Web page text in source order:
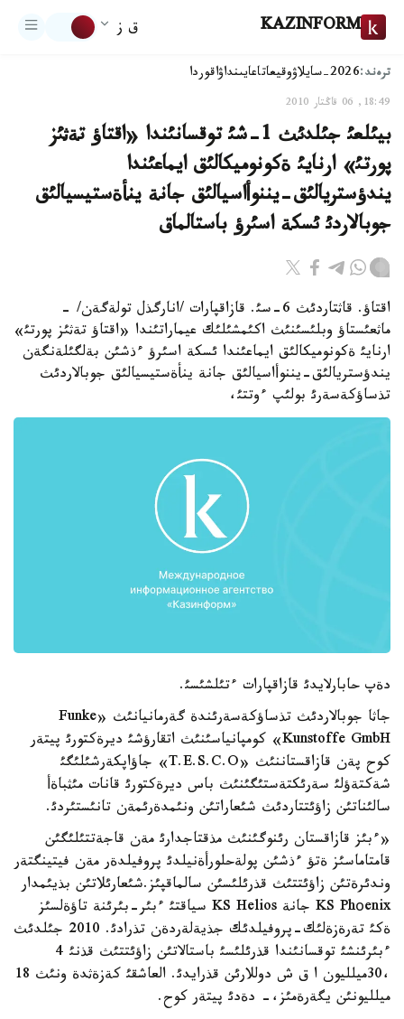
KAZINFORM ق ز
ترەند:2026-سايلاۋ وقيعاتاعايىنداۋاقوردا
18:49, 06 قاڭتار 2010
بيئلعئ جئلدئث 1-شئ توقسانئندا «اقتاؤ تةثئز
پورتئ» ارنايئ ةكونوميكالئق ايماعئندا
يندؤستريالئق-يننوأاسيالئق جانة ينأةستيسيالئق
جوبالاردئ ئسكة اسئرؤ باستالماق
اقتاؤ. قاثتاردئث 6-سئ. قازاقپارات /انارگذل تولةگةن/ -
ماثعئستاؤ وبلئسئنئث اكئمشئلئك عيماراتئندا «اقتاؤ تةثئز پورتئ»
ارنايئ ةكونوميكالئق ايماعئندا ئسكة اسئرؤ ءذشئن بةلگئلةنگةن
يندؤستريالئق-يننوأاسيالئق جانة ينأةستيسيالئق جوبالاردئث
تذساؤكةسةرئ بولئپ ءوتتئ،
دةپ حابارلايدئ قازاقپارات ءتئلشئسئ.
جاثا جوبالاردئث تذساؤكةسةرئندة گةرمانيانئث «Funke
Kunstoffe GmbH» كومپانياسئنئث اتقارؤشئ ديرةكتورئ پيتةر
كوح پةن قازاقستاننئث «T.E.S.C.O» جاؤاپكةرشئلئگئ
شةكتةؤلئ سةرئكتةستئگئنئث باس ديرةكتورئ قانات مئثباةأ
سالئناتئن زاؤئتتاردئث شئعاراتئن ونئمدةرئمةن تانئستئردئ.
«ءبئز قازاقستان رئنوگئنئث مذقتاجدارئ مةن قاجةتتئلئگئن
قامتاماسئز ةتؤ ءذشئن پولةحلورأةنيلدئ پروفيلدةر مةن فيتينگتةر
وندئرةتئن زاؤئتتئث قذرئلئسئن سالماقپئز.شئعارئلاتئن بذيئمدار
KS Phоenix جانة KS Helios سياقتئ ءبئر-بئرئنة تاؤةلسئز
ةكئ تةرةزةلئك-پروفيلدئك جذيةلةردةن تذرادئ. 2010 جئلدئث
ءبئرئنشئ توقسانئندا قذرئلئسئ باستالاتئن زاؤئتتئث قذنئ 4
،30ميلليون ا ق ش دوللارئن قذرايدئ. العاشقئ كةزةثدة ونئث 18
ميلليونئن يگةرةمئز،- دةدئ پيتةر كوح.